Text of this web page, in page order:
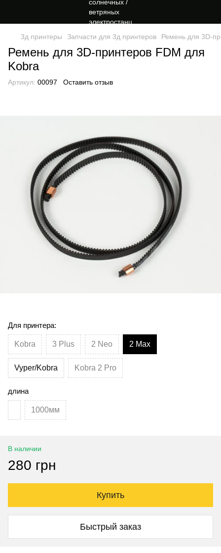
3д принтеры Запчасти для 3д принтеров Ремень для 3D-
Ремень для 3D-принтеров FDM для
Kobra
Артикул: 00097 Оставить отзыв
Для принтера:
Kobra 3 Plus 2 Neo 2 Max
Vyper/Kobra Kobra 2 Pro
длина
1000мм
В наличии
280 грн
Купить
Быстрый заказ